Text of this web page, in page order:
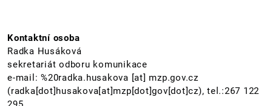
Kontaktní osoba
Radka Husáková
sekretariát odboru komunikace
e-mail: %20radka.husakova [at] mzp.gov.cz
(radka[dot]husakova[at]mzp[dot]gov[dot]cz), tel.:267 122